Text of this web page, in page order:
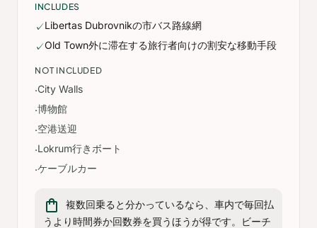
INCLUDES
✓Libertas Dubrovnikの市バス路線網
✓Old Town外に滞在する旅行者向けの割安な移動手段
NOT INCLUDED
·City Walls
·博物館
·空港送迎
·Lokrum行きボート
·ケーブルカー
shopping_bag
複数回乗ると分かっているなら、車内で毎回払
うより時間券か回数券を買うほうが得です。ビーチ